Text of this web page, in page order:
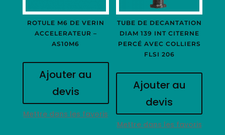
ROTULE M6 DE VERIN
ACCELERATEUR –
AS10M6
Ajouter au
devis
Mettre dans les favoris
TUBE DE DECANTATION
DIAM 139 INT CITERNE
PERCÉ AVEC COLLIERS
FLSI 206
Ajouter au
devis
Mettre dans les favoris